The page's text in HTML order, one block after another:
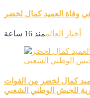
وفاة العميد كمال لخضر
أخبار العالممنذ 16 ساعة
كمال لخضر من القوات
للجيش الوطني الشعبي